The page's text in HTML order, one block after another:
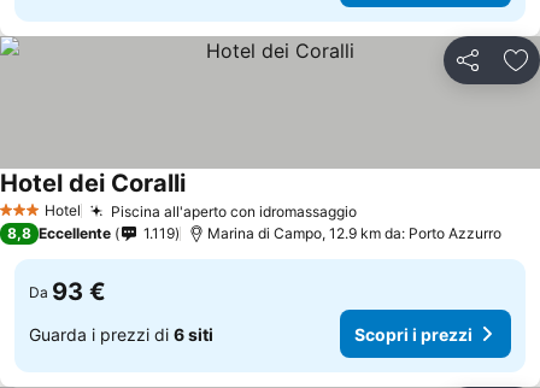
Condividi
3 StelleHotel Piscina all'aperto con idromassaggio
Hotel dei Coralli
8,8 Eccellente 1.119 Marina di Campo, 12.9 km da: Porto Azzurro
Da 93 €
Guarda i prezzi di 6 siti Scopri i prezzi